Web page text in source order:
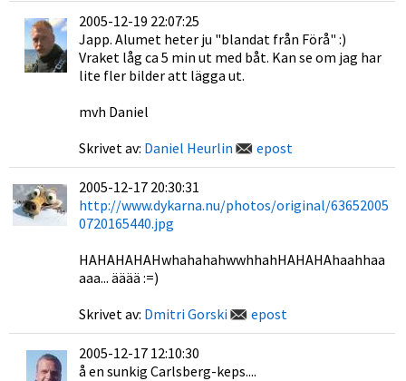
2005-12-19 22:07:25
Japp. Alumet heter ju "blandat från Förå" :)
Vraket låg ca 5 min ut med båt. Kan se om jag har
lite fler bilder att lägga ut.
mvh Daniel
Skrivet av: Daniel Heurlin epost
2005-12-17 20:30:31
http://www.dykarna.nu/photos/original/63652005
0720165440.jpg
HAHAHAHAHwhahahahwwhhahHAHAHAhaahhaa
aaa... ääää :=)
Skrivet av: Dmitri Gorski epost
2005-12-17 12:10:30
å en sunkig Carlsberg-keps....